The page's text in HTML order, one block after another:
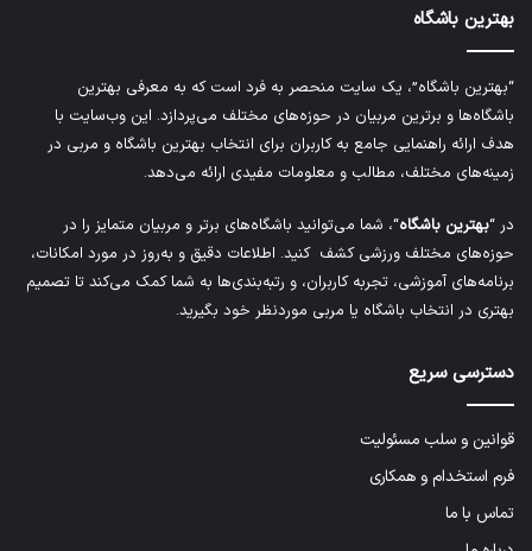
بهترین باشگاه
“بهترین باشگاه”، یک سایت منحصر به فرد است که به معرفی بهترین
باشگاه‌ها و برترین مربیان در حوزه‌های مختلف می‌پردازد. این وب‌سایت با
هدف ارائه راهنمایی جامع به کاربران برای انتخاب بهترین باشگاه و مربی در
زمینه‌های مختلف، مطالب و معلومات مفیدی ارائه می‌دهد.
در “بهترین باشگاه“، شما می‌توانید باشگاه‌های برتر و مربیان متمایز را در
حوزه‌های مختلف ورزشی کشف کنید. اطلاعات دقیق و به‌روز در مورد امکانات،
برنامه‌های آموزشی، تجربه کاربران، و رتبه‌بندی‌ها به شما کمک می‌کند تا تصمیم
بهتری در انتخاب باشگاه یا مربی موردنظر خود بگیرید.
دسترسی سریع
قوانین و سلب مسئولیت
فرم استخدام و همکاری
تماس با ما